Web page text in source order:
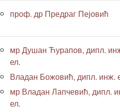
проф. др Предраг Пејовић
мр Душан Ћурапов, дипл.
ел.
Владан Божовић, дипл. инж.
мр Владан Лапчевић, дипл.
ел.